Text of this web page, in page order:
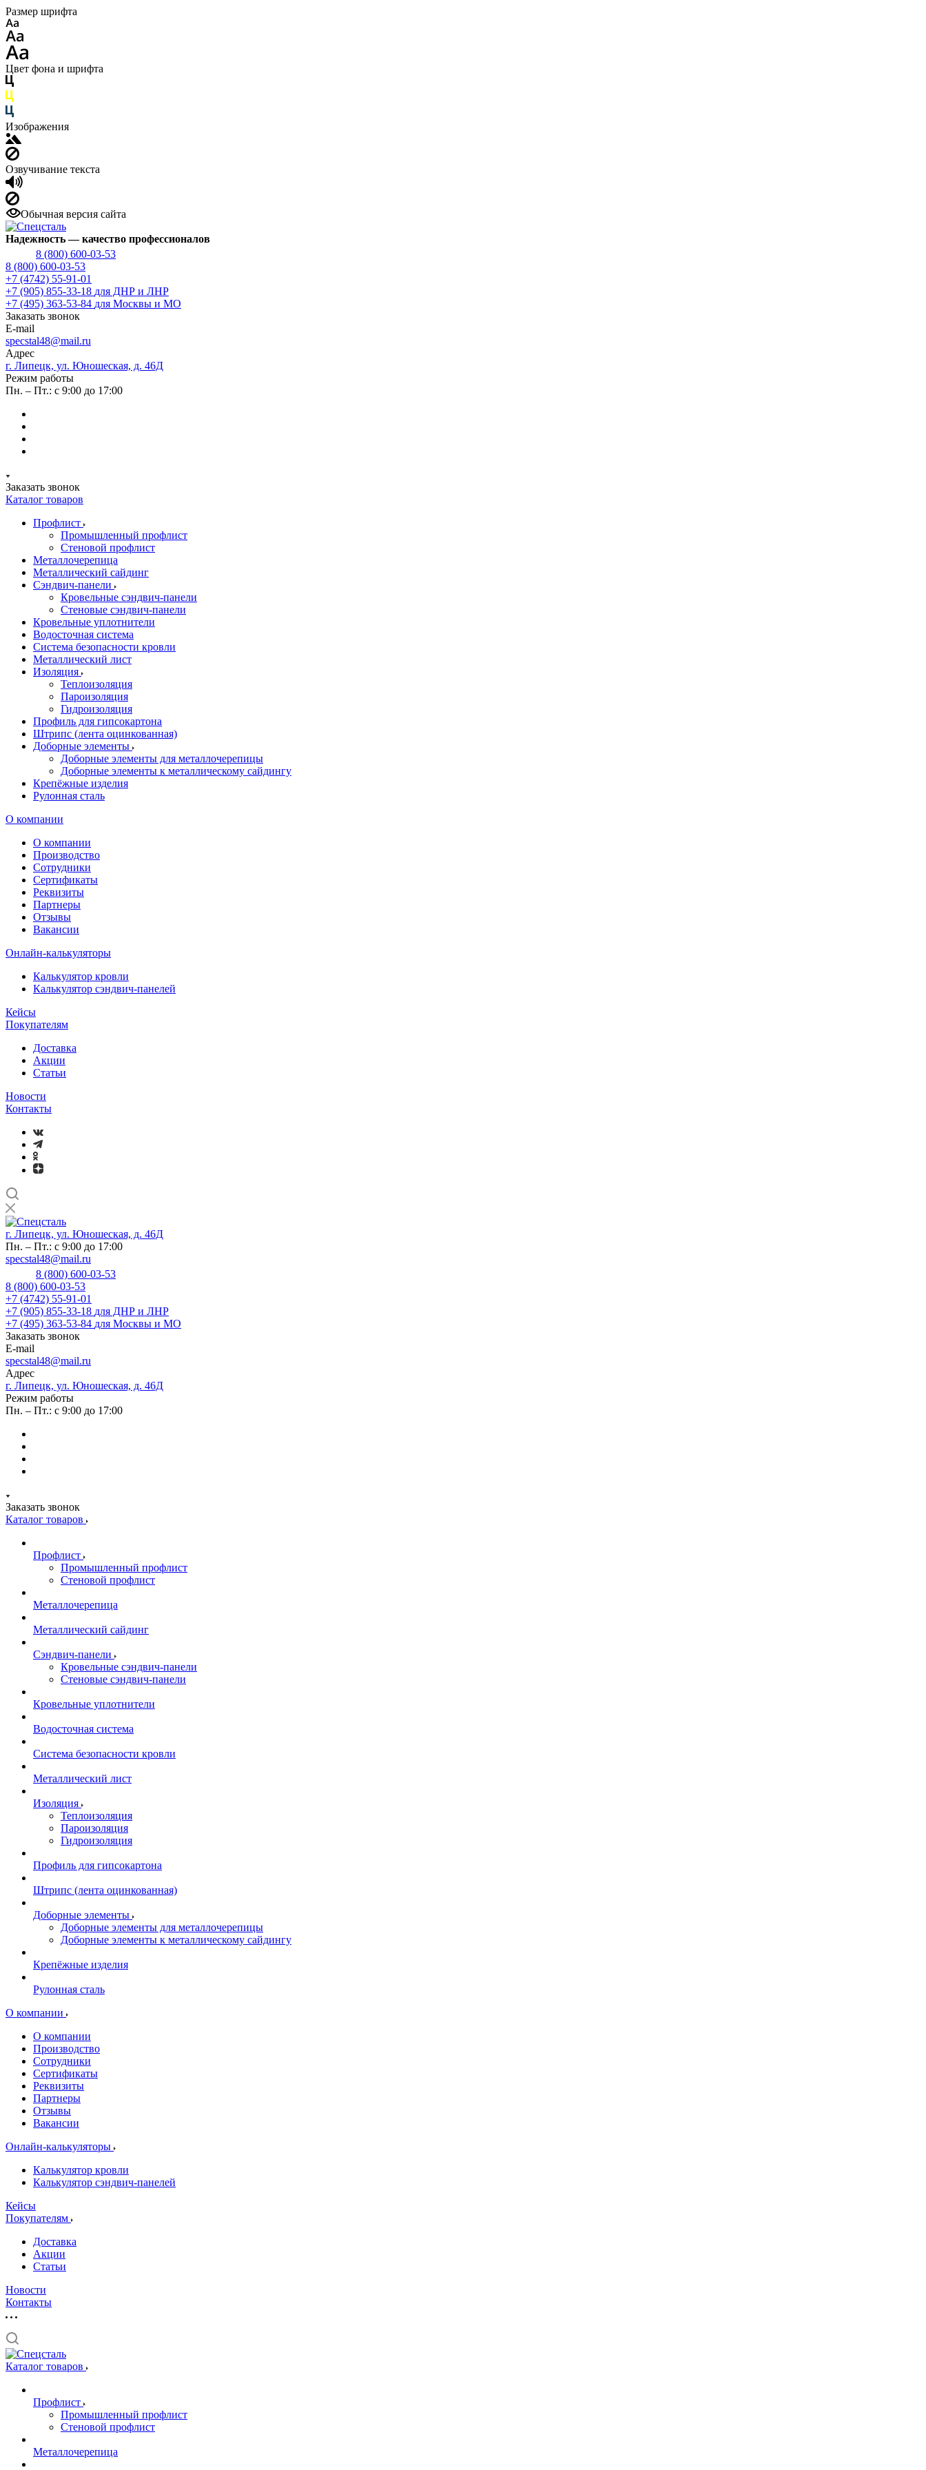
Размер шрифта
Цвет фона и шрифта
Изображения
Озвучивание текста
Обычная версия сайта
Надежность— качество профессионалов
8 (800) 600-03-53
8 (800) 600-03-53
+7 (4742) 55-91-01
+7 (905) 855-33-18 для ДНР и ЛНР
+7 (495) 363-53-84 для Москвы и МО
Заказать звонок
E-mail
specstal48@mail.ru
Адрес
г. Липецк, ул. Юношеская, д. 46Д
Режим работы
Пн. – Пт.: с 9:00 до 17:00
Заказать звонок
Каталог товаров
Профлист
Промышленный профлист
Стеновой профлист
Металлочерепица
Металлический сайдинг
Сэндвич-панели
Кровельные сэндвич-панели
Стеновые сэндвич-панели
Кровельные уплотнители
Водосточная система
Система безопасности кровли
Металлический лист
Изоляция
Теплоизоляция
Пароизоляция
Гидроизоляция
Профиль для гипсокартона
Штрипс (лента оцинкованная)
Доборные элементы
Доборные элементы для металлочерепицы
Доборные элементы к металлическому сайдингу
Крепёжные изделия
Рулонная сталь
О компании
О компании
Производство
Сотрудники
Сертификаты
Реквизиты
Партнеры
Отзывы
Вакансии
Онлайн-калькуляторы
Калькулятор кровли
Калькулятор сэндвич-панелей
Кейсы
Покупателям
Доставка
Акции
Статьи
Новости
Контакты
г. Липецк, ул. Юношеская, д. 46Д
Пн. – Пт.: с 9:00 до 17:00
specstal48@mail.ru
8 (800) 600-03-53
8 (800) 600-03-53
+7 (4742) 55-91-01
+7 (905) 855-33-18 для ДНР и ЛНР
+7 (495) 363-53-84 для Москвы и МО
Заказать звонок
E-mail
specstal48@mail.ru
Адрес
г. Липецк, ул. Юношеская, д. 46Д
Режим работы
Пн. – Пт.: с 9:00 до 17:00
Заказать звонок
Каталог товаров
Профлист
Промышленный профлист
Стеновой профлист
Металлочерепица
Металлический сайдинг
Сэндвич-панели
Кровельные сэндвич-панели
Стеновые сэндвич-панели
Кровельные уплотнители
Водосточная система
Система безопасности кровли
Металлический лист
Изоляция
Теплоизоляция
Пароизоляция
Гидроизоляция
Профиль для гипсокартона
Штрипс (лента оцинкованная)
Доборные элементы
Доборные элементы для металлочерепицы
Доборные элементы к металлическому сайдингу
Крепёжные изделия
Рулонная сталь
О компании
О компании
Производство
Сотрудники
Сертификаты
Реквизиты
Партнеры
Отзывы
Вакансии
Онлайн-калькуляторы
Калькулятор кровли
Калькулятор сэндвич-панелей
Кейсы
Покупателям
Доставка
Акции
Статьи
Новости
Контакты
Каталог товаров
Профлист
Промышленный профлист
Стеновой профлист
Металлочерепица